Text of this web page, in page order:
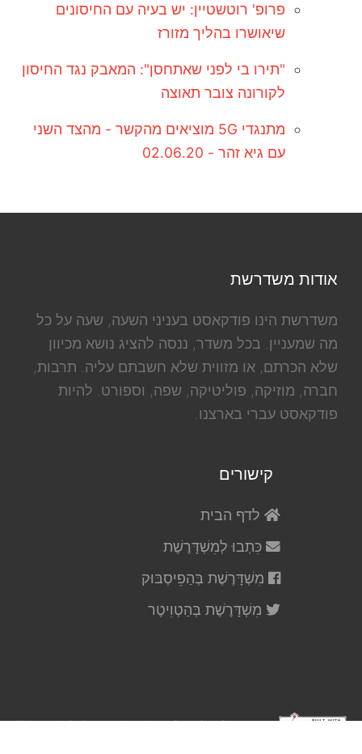
פרופ' רוטשטיין: יש בעיה עם החיסונים
שיאושרו בהליך מזורז
"תירו בי לפני שאתחסן": המאבק נגד החיסון
לקורונה צובר תאוצה
מתנגדי 5G מוציאים מהקשר - מהצד השני
עם גיא זהר - 02.06.20
אודות משדרשת
משדרשת הינו פודקאסט בעניני השעה, שעה על כל
מה שמעניין. בכל משדר, ננסה להציג נושא מכיוון
שלא הכרתם, או מזווית שלא חשבתם עליה. תרבות,
חברה, מוזיקה, פוליטיקה, שפה, וספורט. להיות
פודקאסט עברי בארצנו.
קישורים
לדף הבית
כִּתְבוּ לְמִשְׁדָּרֶשֶׁת
מִשְׁדָּרֶשֶׁת בְּהַפֵיסְבּוּק
מִשְׁדָּרֶשֶׁת בְּהַטְוִיטֶר
This work is licensed under aCreative Commons